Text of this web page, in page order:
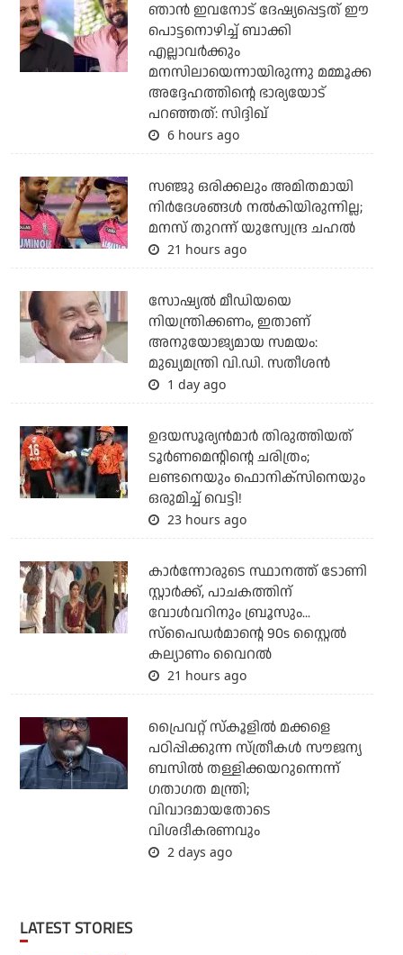
ഞാന്‍ ഇവനോട് ദേഷ്യപ്പെട്ടത് ഈ
പൊട്ടനൊഴിച്ച് ബാക്കി
എല്ലാവര്‍ക്കും
മനസിലായെന്നായിരുന്നു മമ്മൂക്ക
അദ്ദേഹത്തിന്റെ ഭാര്യയോട്
പറഞ്ഞത്: സിദ്ദിഖ്
6 hours ago
സഞ്ജു ഒരിക്കലും അമിതമായി
നിര്‍ദേശങ്ങള്‍ നല്‍കിയിരുന്നില്ല;
മനസ് തുറന്ന് യുസ്വേന്ദ്ര ചഹല്‍
21 hours ago
സോഷ്യല്‍ മീഡിയയെ
നിയന്ത്രിക്കണം, ഇതാണ്
അനുയോജ്യമായ സമയം:
മുഖ്യമന്ത്രി വി.ഡി. സതീശന്‍
1 day ago
ഉദയസൂര്യന്‍മാര്‍ തിരുത്തിയത്
ടൂര്‍ണമെന്റിന്റെ ചരിത്രം;
ലണ്ടനെയും ഫൊനിക്‌സിനെയും
ഒരുമിച്ച് വെട്ടി!
23 hours ago
കാര്‍ന്നോരുടെ സ്ഥാനത്ത് ടോണി
സ്റ്റാര്‍ക്ക്, പാചകത്തിന്
വോള്‍വറിനും ബ്രൂസും...
സ്‌പൈഡര്‍മാന്റെ 90s സ്റ്റൈല്‍
കല്യാണം വൈറല്‍
21 hours ago
പ്രൈവറ്റ് സ്‌കൂളില്‍ മക്കളെ
പഠിപ്പിക്കുന്ന സ്ത്രീകള്‍ സൗജന്യ
ബസില്‍ തള്ളിക്കയറുന്നെന്ന്
ഗതാഗത മന്ത്രി;
വിവാദമായതോടെ
വിശദീകരണവും
2 days ago
LATEST STORIES